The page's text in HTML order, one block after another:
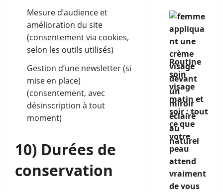
Mesure d’audience et
amélioration du site
(consentement via cookies,
selon les outils utilisés)
Gestion d’une newsletter (si
mise en place)
(consentement, avec
désinscription à tout
moment)
10) Durées de
conservation
Routine
soin
visage
matin et
soir : tout
ce que
votre
peau
attend
vraiment
de vous